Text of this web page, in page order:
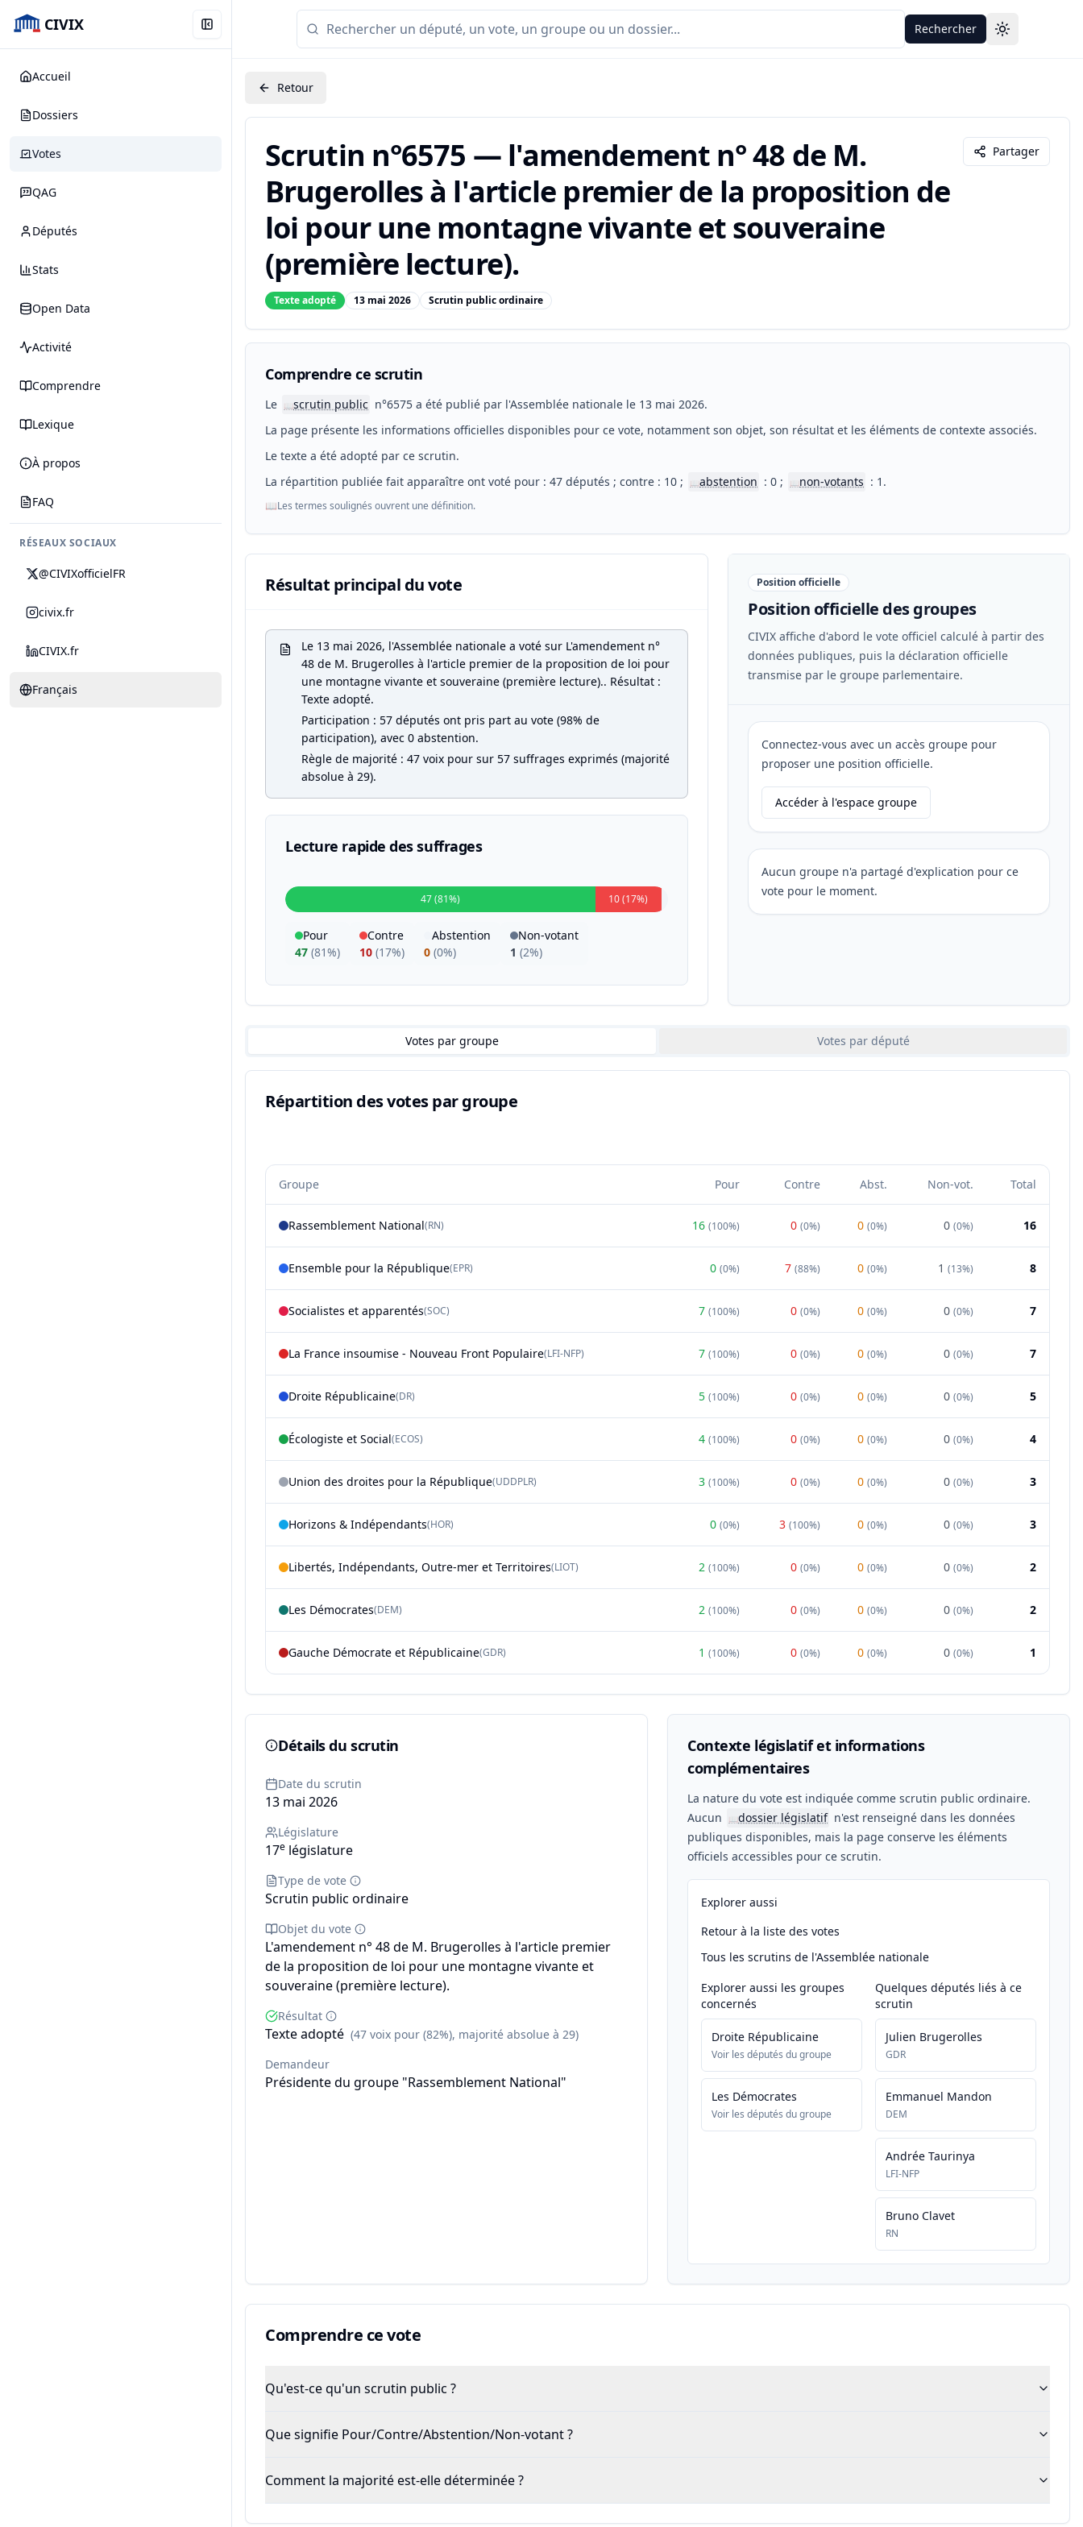
CIVIX
Accueil
Dossiers
Votes
QAG
Députés
Stats
Open Data
Activité
Comprendre
Lexique
À propos
FAQ
RÉSEAUX SOCIAUX
@CIVIXofficielFR
civix.fr
CIVIX.fr
Français
Rechercher Toggle theme
Retour
Scrutin n°6575 — l'amendement n° 48 de M.
Brugerolles à l'article premier de la proposition de
loi pour une montagne vivante et souveraine
(première lecture).
Texte adopté 13 mai 2026 Scrutin public ordinaire
Partager
Comprendre ce scrutin
Le 📖scrutin public n°6575 a été publié par l'Assemblée nationale le 13 mai 2026.
La page présente les informations officielles disponibles pour ce vote, notamment son objet, son résultat et les éléments de contexte associés.
Le texte a été adopté par ce scrutin.
La répartition publiée fait apparaître ont voté pour : 47 députés ; contre : 10 ;
📖abstention : 0 ; 📖non-votants : 1.
📖Les termes soulignés ouvrent une définition.
Résultat principal du vote
Le 13 mai 2026, l'Assemblée nationale a voté sur L'amendement n°
48 de M. Brugerolles à l'article premier de la proposition de loi pour
une montagne vivante et souveraine (première lecture).. Résultat :
Texte adopté.
Participation : 57 députés ont pris part au vote (98% de
participation), avec 0 abstention.
Règle de majorité : 47 voix pour sur 57 suffrages exprimés (majorité
absolue à 29).
Lecture rapide des suffrages
47 (81%) 10 (17%)
Pour
47 (81%)
Contre
10 (17%)
Abstention
0 (0%)
Non-votant
1 (2%)
Position officielle
Position officielle des groupes
CIVIX affiche d'abord le vote officiel calculé à partir des
données publiques, puis la déclaration officielle
transmise par le groupe parlementaire.
Connectez-vous avec un accès groupe pour
proposer une position officielle.
Accéder à l'espace groupe
Aucun groupe n'a partagé d'explication pour ce
vote pour le moment.
Votes par groupe Votes par député
Répartition des votes par groupe
Groupe Pour Contre Abst. Non-vot. Total
Rassemblement National(RN) 16 (100%) 0 (0%) 0 (0%) 0 (0%) 16
Ensemble pour la République(EPR) 0 (0%) 7 (88%) 0 (0%) 1 (13%) 8
Socialistes et apparentés(SOC) 7 (100%) 0 (0%) 0 (0%) 0 (0%) 7
La France insoumise - Nouveau Front Populaire(LFI-NFP) 7 (100%) 0 (0%) 0 (0%) 0 (0%) 7
Droite Républicaine(DR) 5 (100%) 0 (0%) 0 (0%) 0 (0%) 5
Écologiste et Social(ECOS) 4 (100%) 0 (0%) 0 (0%) 0 (0%) 4
Union des droites pour la République(UDDPLR) 3 (100%) 0 (0%) 0 (0%) 0 (0%) 3
Horizons & Indépendants(HOR) 0 (0%) 3 (100%) 0 (0%) 0 (0%) 3
Libertés, Indépendants, Outre-mer et Territoires(LIOT) 2 (100%) 0 (0%) 0 (0%) 0 (0%) 2
Les Démocrates(DEM) 2 (100%) 0 (0%) 0 (0%) 0 (0%) 2
Gauche Démocrate et Républicaine(GDR) 1 (100%) 0 (0%) 0 (0%) 0 (0%) 1
Détails du scrutin
Date du scrutin
13 mai 2026
Législature
17e législature
Type de vote
Scrutin public ordinaire
Objet du vote
L'amendement n° 48 de M. Brugerolles à l'article premier
de la proposition de loi pour une montagne vivante et
souveraine (première lecture).
Résultat
Texte adopté (47 voix pour (82%), majorité absolue à 29)
Demandeur
Présidente du groupe "Rassemblement National"
Contexte législatif et informations
complémentaires
La nature du vote est indiquée comme scrutin public ordinaire.
Aucun
📖dossier législatif n'est renseigné dans les données
publiques disponibles, mais la page conserve les éléments
officiels accessibles pour ce scrutin.
Explorer aussi
Retour à la liste des votes
Tous les scrutins de l'Assemblée nationale
Explorer aussi les groupes
concernés
Droite Républicaine
Voir les députés du groupe
Les Démocrates
Voir les députés du groupe
Quelques députés liés à ce
scrutin
Julien Brugerolles
GDR
Emmanuel Mandon
DEM
Andrée Taurinya
LFI-NFP
Bruno Clavet
RN
Comprendre ce vote
Qu'est-ce qu'un scrutin public ?
Que signifie Pour/Contre/Abstention/Non-votant ?
Comment la majorité est-elle déterminée ?